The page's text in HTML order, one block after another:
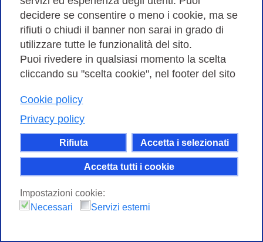
decidere se consentire o meno i cookie, ma se
rifiuti o chiudi il banner non sarai in grado di
utilizzare tutte le funzionalità del sito.
Puoi rivedere in qualsiasi momento la scelta
cliccando su "scelta cookie", nel footer del sito
Cookie policy
Privacy policy
Rifiuta Accetta i selezionati
Accetta tutti i cookie
Impostazioni cookie:
Necessari
Servizi esterni